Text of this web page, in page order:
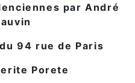
par André
94 rue de Paris
Porete